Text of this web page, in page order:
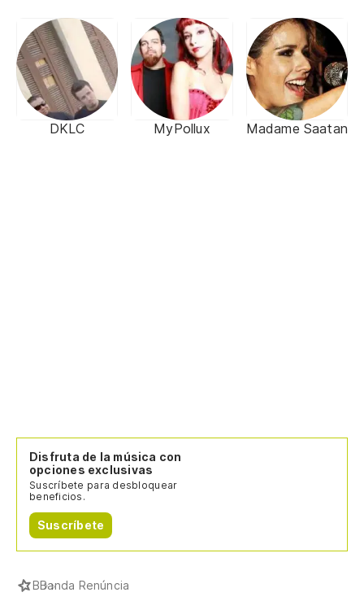
DKLC MyPollux Madame Saatan
Disfruta de la música con
opciones exclusivas
Suscríbete para desbloquear
beneficios.
Suscríbete
BBanda Renúncia